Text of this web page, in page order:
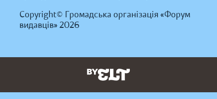
Copyright© Громадська організація «Форум
видавців» 2026